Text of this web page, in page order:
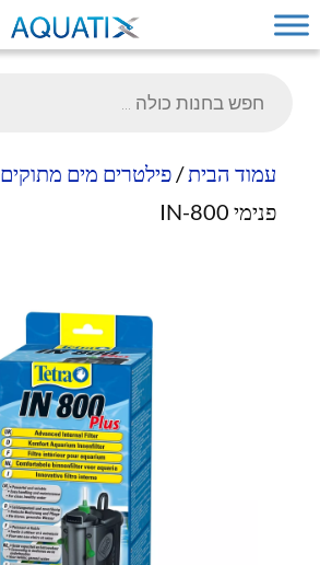
עמוד הבית/פילטרים מים מתוקים
פנימי IN-800